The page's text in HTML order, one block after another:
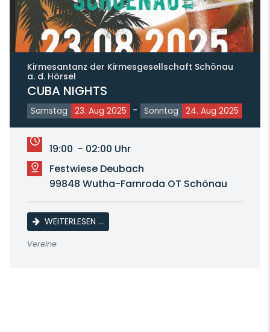
Kirmesantanz der Kirmesgesellschaft Schönau
a. d. Hörsel
CUBA NIGHTS
Samstag 23. Aug 2025 - Sonntag 24. Aug 2025
19:00 - 02:00 Uhr
Festwiese Deubach
99848 Wutha-Farnroda OT Schönau
WEITERLESEN …CUBA NIGHTS
Vereine